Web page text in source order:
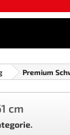
Premium
cm